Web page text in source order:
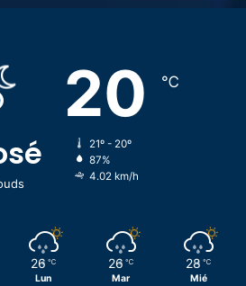
20 ℃
21º - 20º
87%
4.02 km/h
26 ℃
Lun
26 ℃
Mar
28 ℃
Mié